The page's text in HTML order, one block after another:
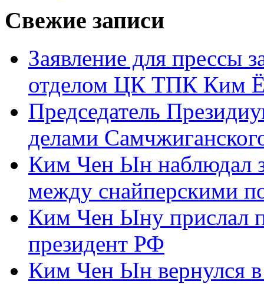
Свежие записи
Заявление для прессы
отделом ЦК ТПК Ким
Председатель
делами
Ким Чен Ын наблюдал
между снайперскими
Ким Чен Ыну прислал
президент РФ
Ким Чен Ын вернулся